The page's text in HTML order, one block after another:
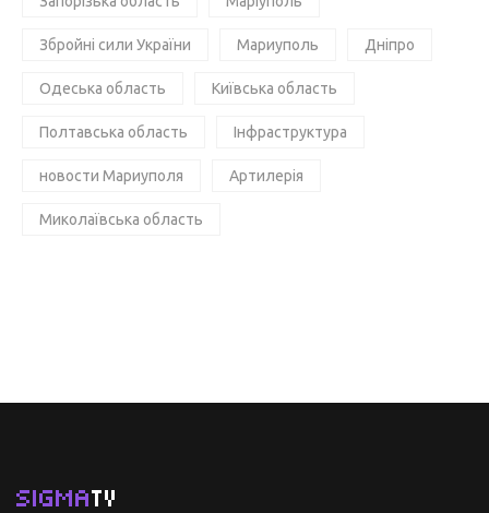
Збройні сили України Мариуполь Дніпро
Одеська область Київська область
Полтавська область Інфраструктура
новости Мариуполя Артилерія
Миколаївська область
SIGMATV